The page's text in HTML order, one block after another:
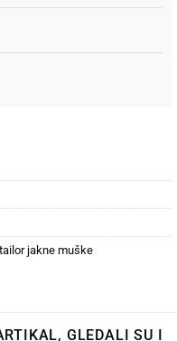
jakne muške
GLEDALI SU I